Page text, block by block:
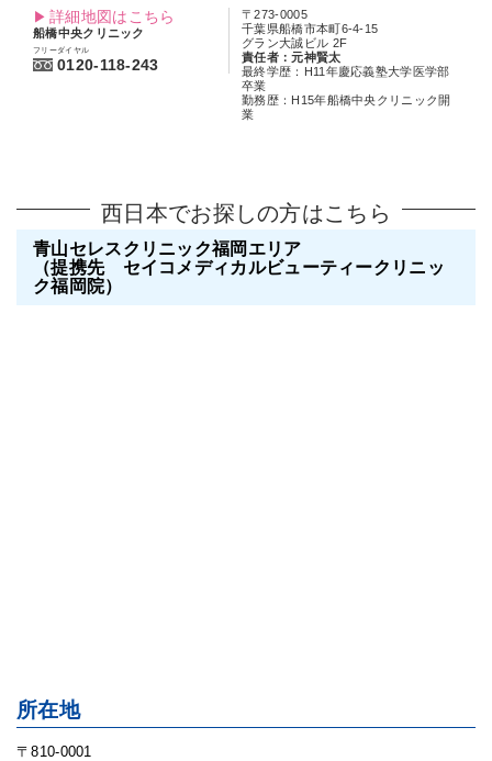
詳細地図はこちら
船橋中央クリニック
フリーダイヤル
0120-118-243
〒273-0005
千葉県船橋市本町6-4-15
グラン大誠ビル 2F
責任者：元神賢太
最終学歴：H11年慶応義塾大学医学部
卒業
勤務歴：H15年船橋中央クリニック開
業
西日本でお探しの方はこちら
青山セレスクリニック福岡エリア
（提携先 セイコメディカルビューティークリニッ
ク福岡院）
所在地
〒810-0001